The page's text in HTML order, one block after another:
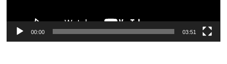
00:00 03:51